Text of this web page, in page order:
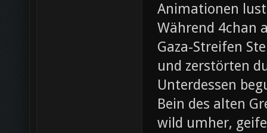
Animationen
Während 4chan
Gaza-Streifen
und zerstörten
Unterdessen
Bein des alten
wild umher,